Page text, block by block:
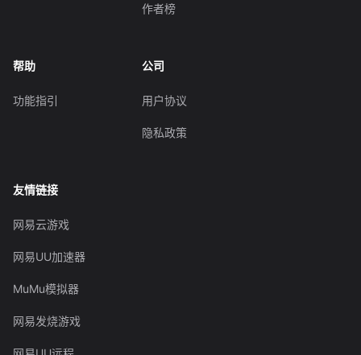
作者榜
帮助
功能指引
公司
用户协议
隐私政策
友情链接
网易云游戏
网易UU加速器
MuMu模拟器
网易发烧游戏